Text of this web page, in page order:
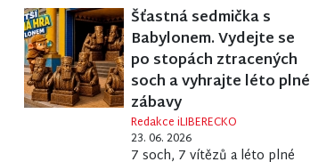
Šťastná sedmička s
Babylonem. Vydejte se
po stopách ztracených
soch a vyhrajte léto plné
zábavy
Redakce iLIBERECKO
23. 06. 2026
7 soch, 7 vítězů a léto plné